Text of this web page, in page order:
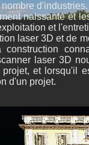
naissante et
et
laser 3D et de
laser 3D
et lorsqu'il
d'un projet.